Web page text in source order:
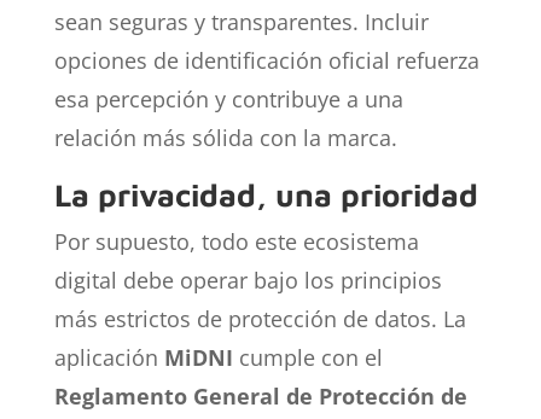
sean seguras y transparentes. Incluir
opciones de identificación oficial refuerza
esa percepción y contribuye a una
relación más sólida con la marca.
La privacidad, una prioridad
Por supuesto, todo este ecosistema
digital debe operar bajo los principios
más estrictos de protección de datos. La
aplicación MiDNI cumple con el
Reglamento General de Protección de